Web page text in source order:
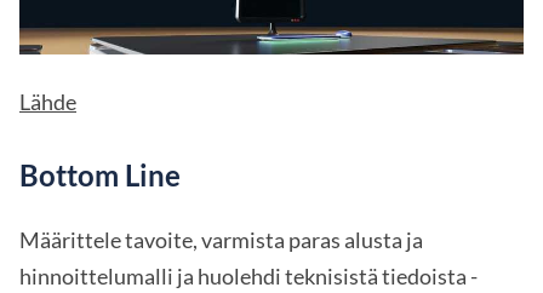
Lähde
Bottom Line
Määrittele tavoite, varmista paras alusta ja
hinnoittelumalli ja huolehdi teknisistä tiedoista -